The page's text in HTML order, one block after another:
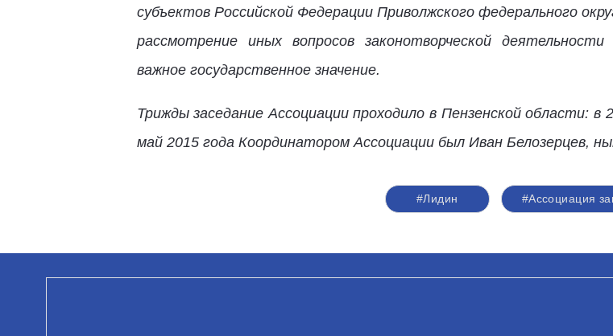
субъектов Российской Федерации Приволжского федерального
рассмотрение иных вопросов законотворческой
важное государственное значение.
Трижды заседание Ассоциации проходило в Пензенской области:
май 2015 года Координатором Ассоциации был Иван Белозерцев,
#Лидин #Ассоциация